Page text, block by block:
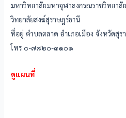
มหาวิทยาลัยมหาจุฬาลงกรณราชวิทยาลัย
วิทยาลัยสงฆ์สุราษฎร์ธานี
ที่อยู่ ตำบลตลาด อำเภอเมือง จังหวัดสุร
โทร ๐-๗๗๒๐-๓๑๐๑
ดูแผนที่